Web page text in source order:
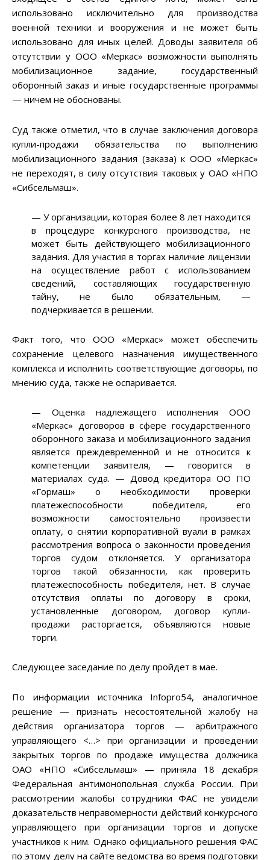
использовано исключительно для производства
военной техники и вооружения и не может быть
использовано для иных целей. Доводы заявителя об
отсутствии у ООО «Меркас» возможности выполнять
мобилизационное задание, государственный
оборонный заказ и иные государственные программы
— ничем не обоснованы.
Суд также отметил, что в случае заключения договора
купли-продажи обязательства по выполнению
мобилизационного задания (заказа) к ООО «Меркас»
не переходят, в силу отсутствия таковых у ОАО «НПО
«Сибсельмаш».
— У организации, которая более 8 лет находится
в процедуре конкурсного производства, не
может быть действующего мобилизационного
задания. Для участия в торгах наличие лицензии
на осуществление работ с использованием
сведений, составляющих государственную
тайну, не было обязательным, —
подчеркивается в решении.
Факт того, что ООО «Меркас» может обеспечить
сохранение целевого назначения имущественного
комплекса и исполнить соответствующие договоры, по
мнению суда, также не оспаривается.
— Оценка надлежащего исполнения ООО
«Меркас» договоров в сфере государственного
оборонного заказа и мобилизационного задания
является преждевременной и не относится к
компетенции заявителя, — говорится в
материалах суда. — Довод кредитора ОО ПО
«Гормаш» о необходимости проверки
платежеспособности победителя, его
возможности самостоятельно произвести
оплату, о снятии корпоративной вуали в рамках
рассмотрения вопроса о законности проведения
торгов судом отклоняется. У организатора
торгов такой обязанности, как проверить
платежеспособность победителя, нет. В случае
отсутствия оплаты по договору в сроки,
установленные договором, договор купли-
продажи расторгается, объявляются новые
торги.
Следующее заседание по делу пройдет в мае.
По информации источника Infopro54, аналогичное
решение — признать несостоятельной жалобу на
действия организатора торгов — арбитражного
управляющего <…> при организации и проведении
закрытых торгов по продаже имущества должника
ОАО «НПО «Сибсельмаш» — приняла 18 декабря
Федеральная антимонопольная служба России. При
рассмотрении жалобы сотрудники ФАС не увидели
доказательств неправомерности действий конкурсного
управляющего при организации торгов и допуске
участников к ним. Однако официального решения ФАС
по этому делу на сайте ведомства во время подготовки